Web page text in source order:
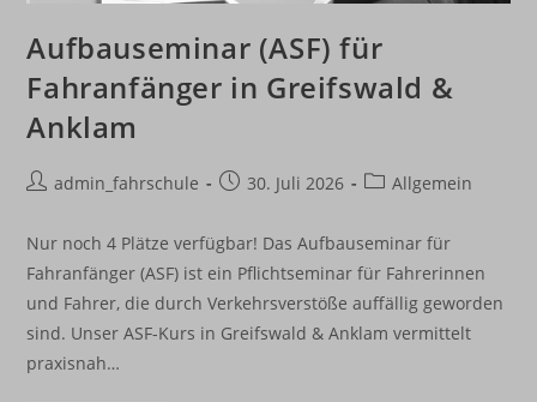
Aufbauseminar (ASF) für
Fahranfänger in Greifswald &
Anklam
Beitrags-
admin_fahrschule
Beitrag30. Juli 2026
Beitrags-
Allgemein
Nur noch 4 Plätze verfügbar! Das Aufbauseminar für
Fahranfänger (ASF) ist ein Pflichtseminar für Fahrerinnen
und Fahrer, die durch Verkehrsverstöße auffällig geworden
sind. Unser ASF-Kurs in Greifswald & Anklam vermittelt
praxisnah…